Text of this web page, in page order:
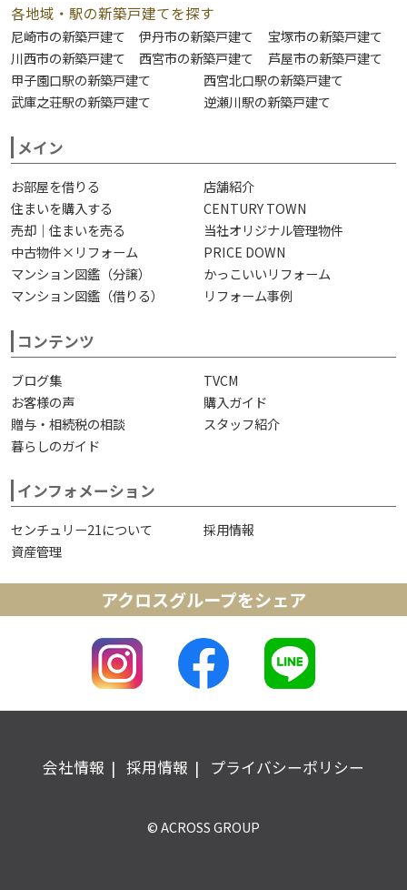
各地域・駅の新築戸建てを探す
尼崎市の新築戸建て 伊丹市の新築戸建て
宝塚市の新築戸建て
川西市の新築戸建て
西宮市の新築戸建て
芦屋市の新築戸建て
甲子園口駅の新築戸建て
西宮北口駅の新築戸建て
武庫之荘駅の新築戸建て
逆瀬川駅の新築戸建て
メイン
お部屋を借りる
店舗紹介
住まいを購入する
CENTURY TOWN
売却｜住まいを売る
当社オリジナル管理物件
中古物件×リフォーム
PRICE DOWN
マンション図鑑（分譲）
かっこいいリフォーム
マンション図鑑（借りる）
リフォーム事例
コンテンツ
ブログ集
TVCM
お客様の声
購入ガイド
贈与・相続税の相談
スタッフ紹介
暮らしのガイド
インフォメーション
センチュリー21について
採用情報
資産管理
アクロスグループをシェア
会社情報 採用情報 プライバシーポリシー
© ACROSS GROUP